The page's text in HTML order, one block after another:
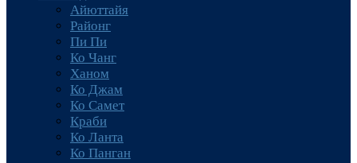
Айюттайя
Районг
Пи Пи
Ко Чанг
Ханом
Ко Джам
Ко Самет
Краби
Ко Ланта
Ко Панган